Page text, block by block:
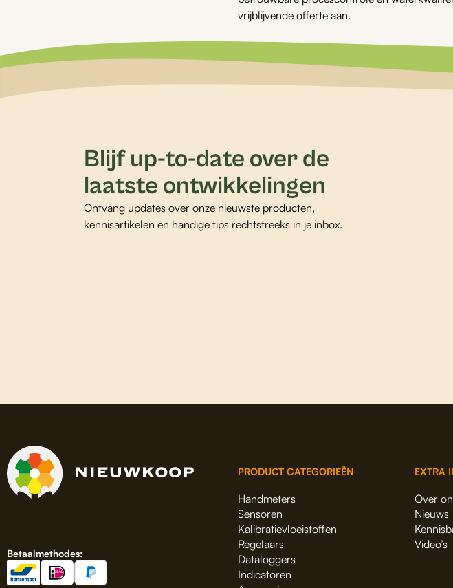
vrijblijvende offerte aan.
Blijf up-to-date over de
laatste ontwikkelingen
Ontvang updates over onze nieuwste producten,
kennisartikelen en handige tips rechtstreeks in je inbox.
Betaalmethodes:
PRODUCT CATEGORIEËN
Handmeters
Sensoren
Kalibratievloeistoffen
Regelaars
Dataloggers
Indicatoren
EXTRA
Over
Nieuws
Video’s